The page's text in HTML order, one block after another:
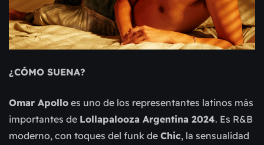
¿CÓMO SUENA?
Omar Apollo es uno de los representantes latinos más
importantes de Lollapalooza Argentina 2024. Es R&B
moderno, con toques del funk de Chic, la sensualidad